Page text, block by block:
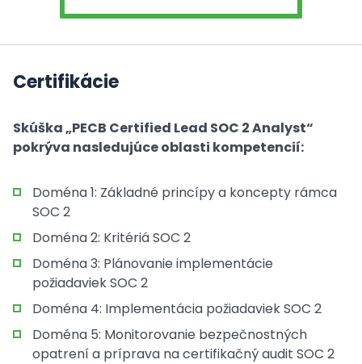
Certifikácie
Skúška „PECB Certified Lead SOC 2 Analyst“
pokrýva nasledujúce oblasti kompetencií:
Doména 1: Základné princípy a koncepty rámca
SOC 2
Doména 2: Kritériá SOC 2
Doména 3: Plánovanie implementácie
požiadaviek SOC 2
Doména 4: Implementácia požiadaviek SOC 2
Doména 5: Monitorovanie bezpečnostných
opatrení a príprava na certifikačný audit SOC 2